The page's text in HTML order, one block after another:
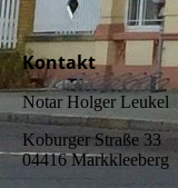
Kontakt
Notar Holger Leukel
Koburger Straße 33
04416 Markkleeberg